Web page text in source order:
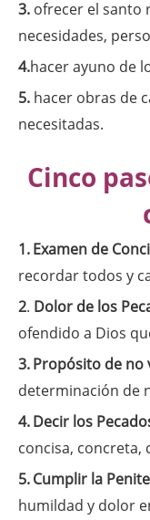
3. ofrecer el santo
necesidades,
4.hacer ayuno de
5. hacer obras de
necesitadas.
Cinco
1.Examen de
recordar todos y
2. Dolor de los
ofendido a Dios
3.Propósito de no
determinación de
4.Decir los
concisa, concreta,
5.Cumplir la
humildad y dolor